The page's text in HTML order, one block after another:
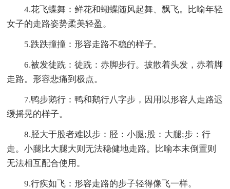
4.花飞蝶舞：鲜花和蝴蝶随风起舞、飘飞。比喻年轻
女子的走路姿势柔美轻盈。
5.跌跌撞撞：形容走路不稳的样子。
6.被发徒跣：徒跣：赤脚步行。披散着头发，赤着脚
走路。形容悲痛到极点。
7.鸭步鹅行：鸭和鹅行八字步，因用以形容人走路迟
缓摇晃的样子。
8.胫大于股者难以步：胫：小腿;股：大腿;步：行
走。小腿比大腿大则无法稳健地走路。比喻本末倒置则
无法相互配合使用。
9.行疾如飞：形容走路的步子轻得像飞一样。